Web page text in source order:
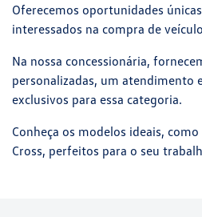
Oferecemos oportunidades
interessados na compra de
Na nossa concessionária,
personalizadas, um atendimento
exclusivos para essa categoria.
Conheça os modelos ideais,
Cross, perfeitos para o seu